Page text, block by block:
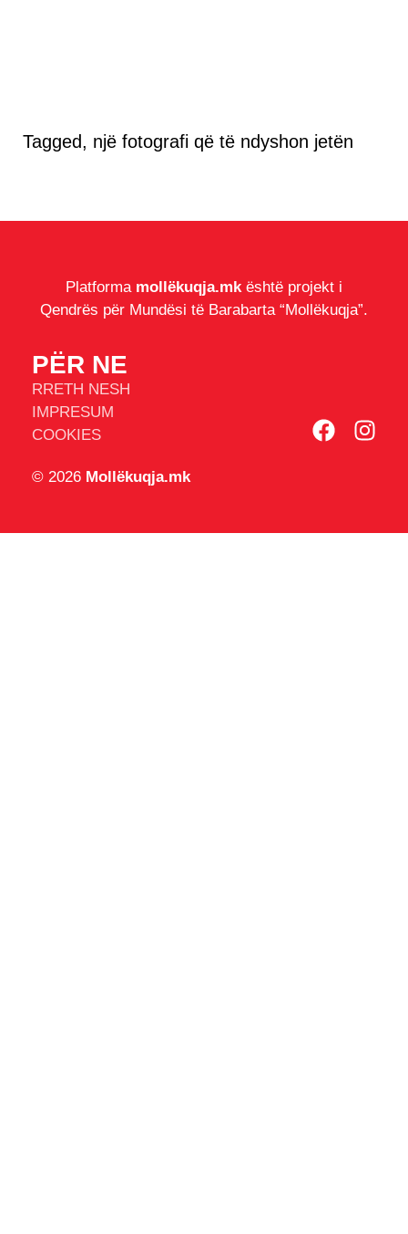
Tagged, një fotografi që të ndyshon jetën
Platforma mollëkuqja.mk është projekt i
Qendrës për Mundësi të Barabarta “Mollëkuqja”.
PËR NE
RRETH NESH
IMPRESUM
COOKIES
© 2026 Mollëkuqja.mk